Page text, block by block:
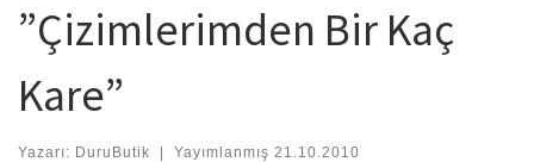
”Çizimlerimden Bir Kaç
Kare”
Yazarı: DuruButik | Yayımlanmış 21.10.2010